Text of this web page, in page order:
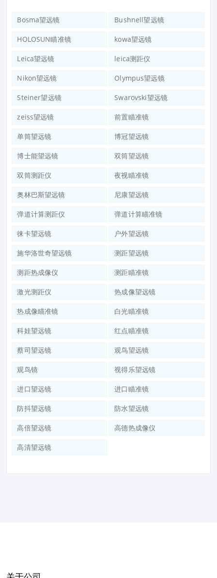
Bosma望远镜 Bushnell望远镜
HOLOSUN瞄准镜 kowa望远镜
Leica望远镜 leica测距仪
Nikon望远镜 Olympus望远镜
Steiner望远镜 Swarovski望远镜
zeiss望远镜 前置瞄准镜
单筒望远镜 博冠望远镜
博士能望远镜 双筒望远镜
双筒测距仪 夜视瞄准镜
奥林巴斯望远镜 尼康望远镜
弹道计算测距仪 弹道计算瞄准镜
徕卡望远镜 户外望远镜
施华洛世奇望远镜 测距望远镜
测距热成像仪 测距瞄准镜
激光测距仪 热成像望远镜
热成像瞄准镜 白光瞄准镜
科娃望远镜 红点瞄准镜
蔡司望远镜 观鸟望远镜
观鸟镜 视得乐望远镜
进口望远镜 进口瞄准镜
防抖望远镜 防水望远镜
高倍望远镜 高德热成像仪
高清望远镜